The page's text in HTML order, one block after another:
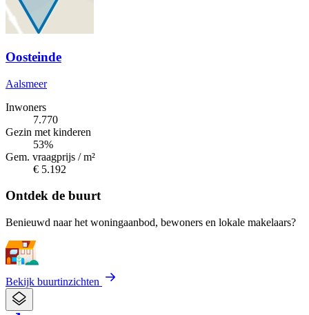
Oosteinde
Aalsmeer
Inwoners
7.770
Gezin met kinderen
53%
Gem. vraagprijs / m²
€ 5.192
Ontdek de buurt
Benieuwd naar het woningaanbod, bewoners en lokale makelaars?
Bekijk buurtinzichten